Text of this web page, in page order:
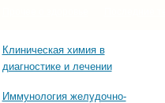
Клиническая химия в
диагностике и лечении
Иммунология желудочно-